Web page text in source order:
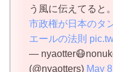
う風に伝えてると
市政権が日本のタ
エールの法則
—
(@nyaotters) May